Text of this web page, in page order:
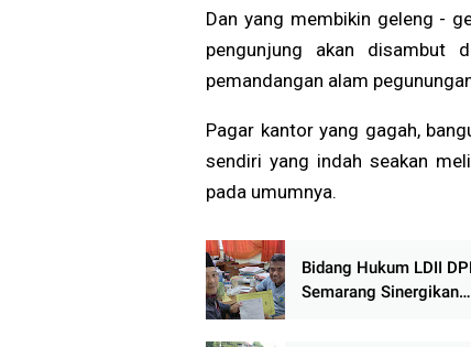
Dan yang membikin geleng -
pengunjung akan disambut
pemandangan alam
Pagar kantor yang gagah,
sendiri yang indah seakan
pada umumnya.
Bidang Hukum LDII
Semarang Sinergikan